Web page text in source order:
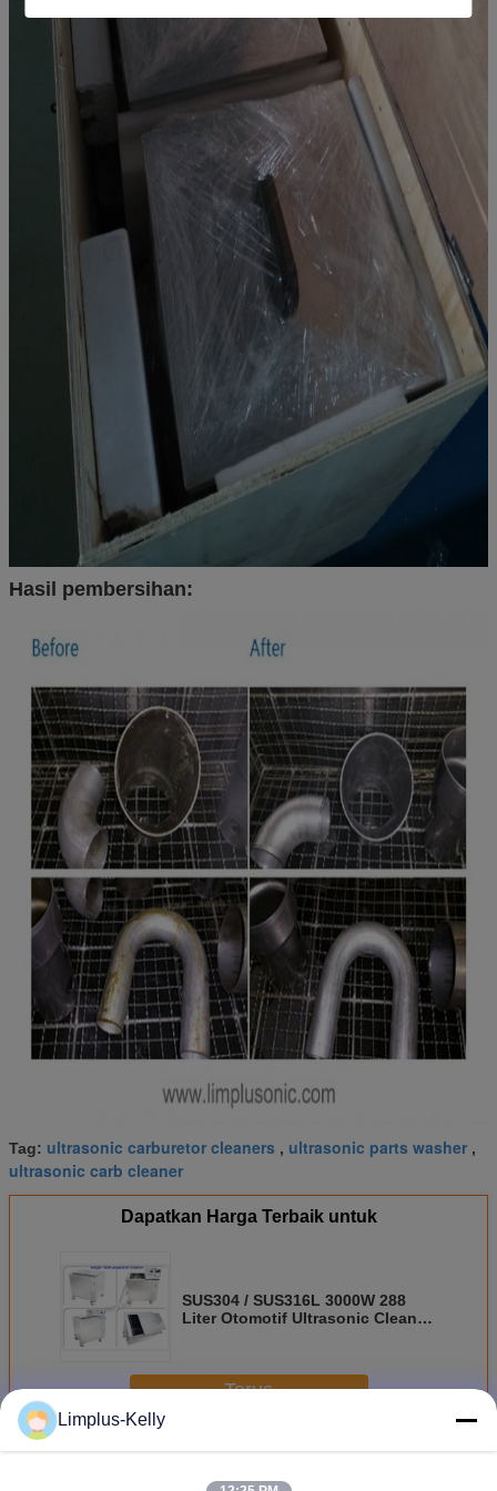
Hasil pembersihan:
Tag: ultrasonic carburetor cleaners , ultrasonic parts washer ,
ultrasonic carb cleaner
Dapatkan Harga Terbaik untuk
SUS304 / SUS316L 3000W 288
Liter Otomotif Ultrasonic Cleaner
Terus
LebihOtomotif Ultrasonic Cleaner
Limplus-Kelly